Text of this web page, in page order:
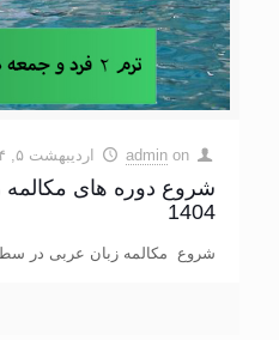
admin on اردیبهشت ۵, ۱۴۰۴
شروع دوره های مکالمه
1404
شروع مکالمه زبان عربی در